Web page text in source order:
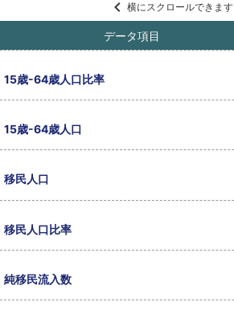
横にスクロールできます
データ項目
15歳-64歳人口比率
15歳-64歳人口
移民人口
移民人口比率
純移民流入数